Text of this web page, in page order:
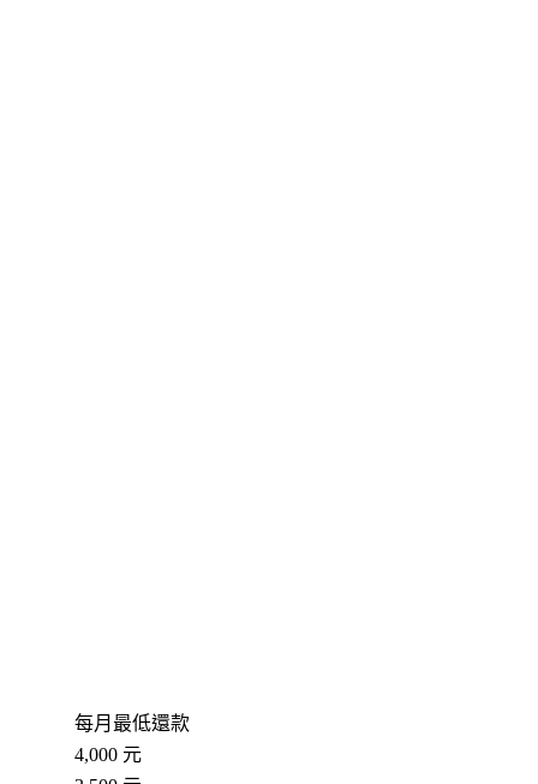
每月最低還款
4,000 元